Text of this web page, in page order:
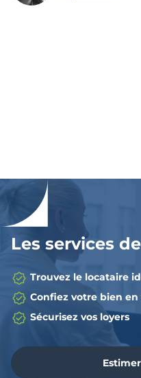
Les services
Trouvez le locataire
Confiez votre bien
Sécurisez vos loyers